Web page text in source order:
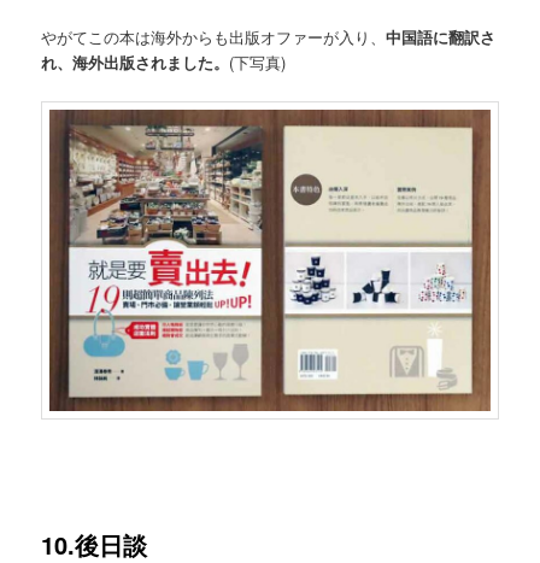
やがてこの本は海外からも出版オファーが入り、中国語に翻訳さ
れ、海外出版されました。 (下写真)
10.後日談